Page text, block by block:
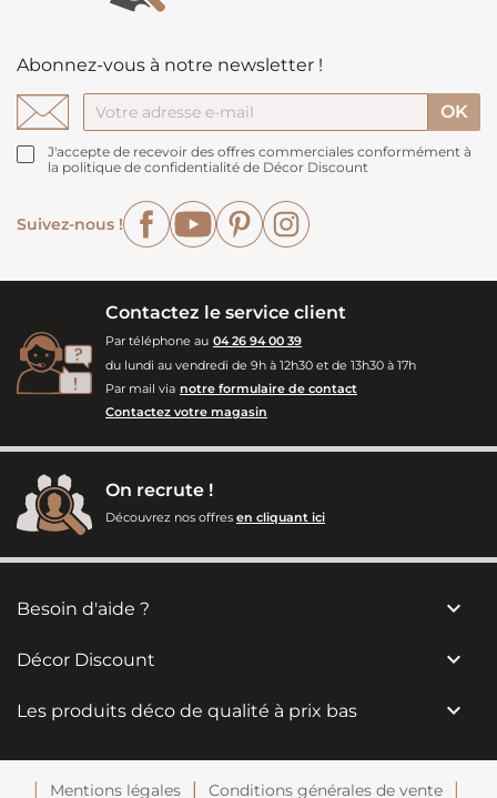
Abonnez-vous à notre newsletter !
J'accepte de recevoir des offres commerciales conformément à
la politique de confidentialité de Décor Discount
Suivez-nous !
FacebookYouTubePinterest
Contactez le service client
Par téléphone au 04 26 94 00 39
du lundi au vendredi de 9h à 12h30 et de 13h30 à 17h
Par mail via notre formulaire de contact
Contactez votre magasin
On recrute !
Découvrez nos offres en cliquant ici
Besoin d'aide ? 
Décor Discount 
Les produits déco de qualité à prix bas 
Mentions légales Conditions générales de vente